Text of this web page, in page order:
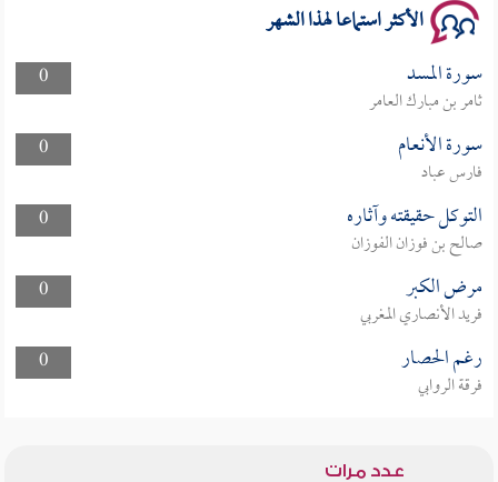
الأكثر استماعا لهذا الشهر
0 سورة المسد
ثامر بن مبارك العامر
0
سورة الأنعام
فارس عباد
0
التوكل حقيقته وآثاره
صالح بن فوزان الفوزان
0
مرض الكبر
فريد الأنصاري المغربي
0
رغم الحصار
فرقة الروابي
عدد مرات